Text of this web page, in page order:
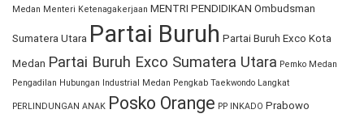
Medan Menteri Ketenagakerjaan MENTRI PENDIDIKAN Ombudsman
Sumatera Utara Partai Buruh Partai Buruh Exco Kota
Medan Partai Buruh Exco Sumatera Utara Pemko Medan
Pengadilan Hubungan Industrial Medan Pengkab Taekwondo Langkat
PERLINDUNGAN ANAK Posko Orange PP INKADO Prabowo